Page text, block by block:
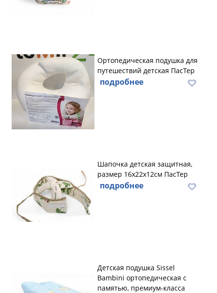
Ортопедическая подушка для
путешествий детская ПасТер
подробнее
Шапочка детская защитная,
размер 16х22х12см ПасТер
подробнее
Детская подушка Sissel
Bambini ортопедическая с
памятью, премиум-класса